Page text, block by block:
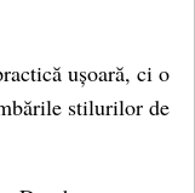
ușoară, ci o
stilurilor de